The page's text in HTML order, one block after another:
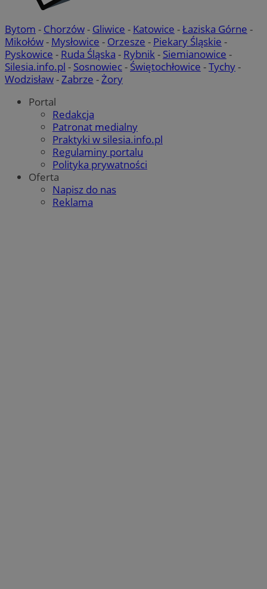
Bytom - Chorzów- Gliwice - Katowice -Łaziska Górne -
Mikołów- Mysłowice - Orzesze - Piekary Śląskie -
Pyskowice - Ruda Śląska - Rybnik- Siemianowice -
Silesia.info.pl - Sosnowiec- Świętochłowice -Tychy-
Wodzisław-Zabrze -Żory
Portal
Redakcja
Patronat medialny
Praktyki w silesia.info.pl
Regulaminy portalu
Polityka prywatności
Oferta
Napisz do nas
Reklama